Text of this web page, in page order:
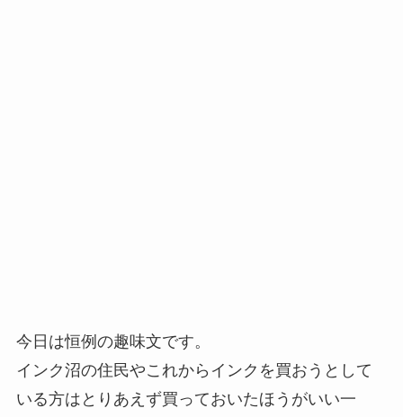
今日は恒例の趣味文です。
インク沼の住民やこれからインクを買おうとして
いる方はとりあえず買っておいたほうがいい一